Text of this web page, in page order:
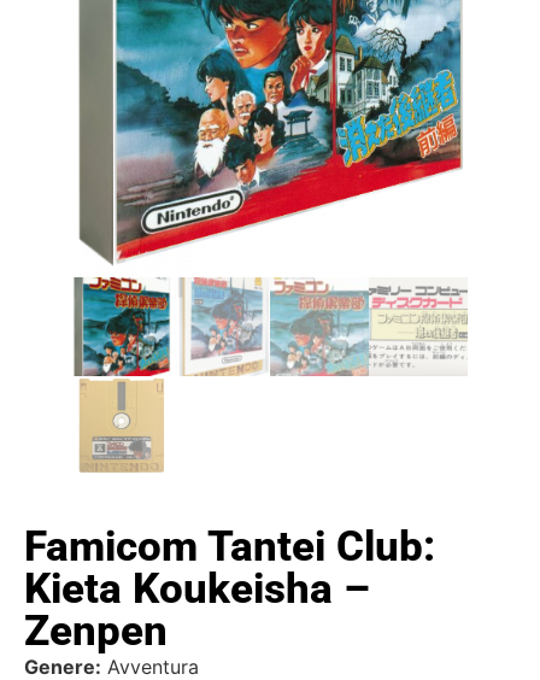
Famicom Tantei Club:
Kieta Koukeisha –
Zenpen
Genere: Avventura